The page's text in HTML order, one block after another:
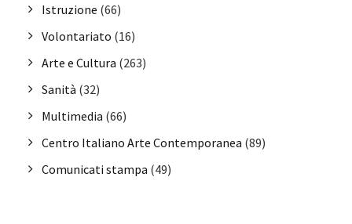
Istruzione (66)
Volontariato (16)
Arte e Cultura (263)
Sanità (32)
Multimedia (66)
Centro Italiano Arte Contemporanea (89)
Comunicati stampa (49)